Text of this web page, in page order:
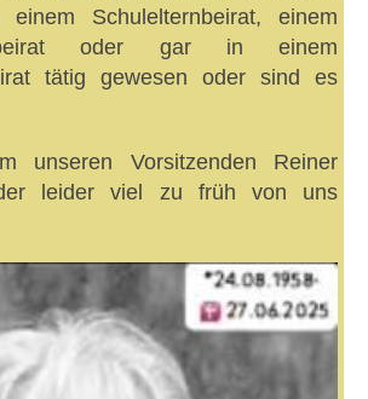
Schulelternbeirat, einem
oder gar in einem
tätig gewesen oder sind es
unseren Vorsitzenden Reiner
der leider viel zu früh von uns